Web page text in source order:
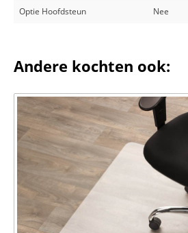
Optie Hoofdsteun Nee
Andere kochten ook: